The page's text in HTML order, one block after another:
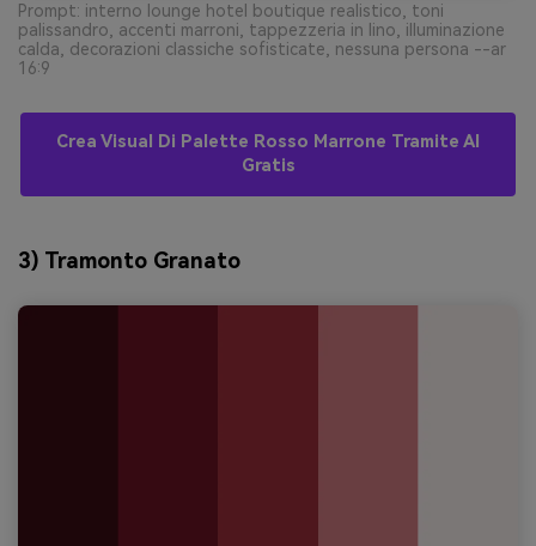
Prompt: interno lounge hotel boutique realistico, toni
palissandro, accenti marroni, tappezzeria in lino, illuminazione
calda, decorazioni classiche sofisticate, nessuna persona --ar
16:9
Crea Visual Di Palette Rosso Marrone Tramite AI
Gratis
3) Tramonto Granato